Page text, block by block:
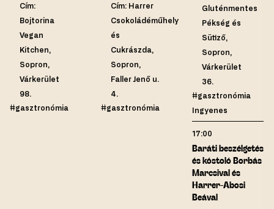
Cím:
Bojtorina
Vegan
Kitchen,
Sopron,
Várkerület
98.
#gasztronómia
Cím: Harrer
Csokoládéműhely
és
Cukrászda,
Sopron,
Faller Jenő u.
4.
#gasztronómia
Gluténmentes
Pékség és
Sütiző,
Sopron,
Várkerület
36.
#gasztronómia
Ingyenes
17:00
Baráti beszélgetés
és kóstoló Borbás
Marcsival és
Harrer-Abosi
Beával